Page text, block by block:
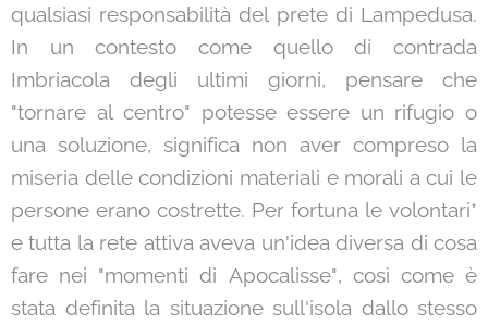
qualsiasi responsabilità del prete di Lampedusa.
In un contesto come quello di contrada
Imbriacola degli ultimi giorni, pensare che
"tornare al centro" potesse essere un rifugio o
una soluzione, significa non aver compreso la
miseria delle condizioni materiali e morali a cui le
persone erano costrette. Per fortuna le volontari*
e tutta la rete attiva aveva un'idea diversa di cosa
fare nei "momenti di Apocalisse", così come è
stata definita la situazione sull'isola dallo stesso